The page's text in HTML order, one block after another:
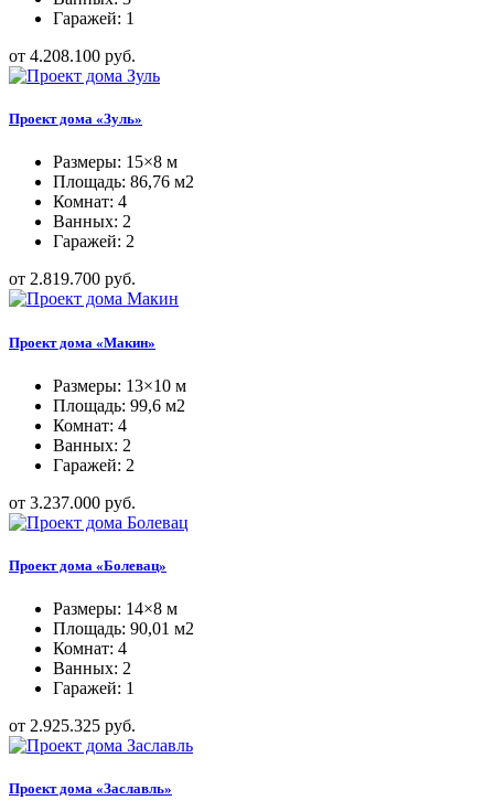
Гаражей: 1
от 4.208.100 руб.
Проект дома «Зуль»
Размеры: 15×8 м
Площадь: 86,76 м2
Комнат: 4
Ванных: 2
Гаражей: 2
от 2.819.700 руб.
Проект дома «Макин»
Размеры: 13×10 м
Площадь: 99,6 м2
Комнат: 4
Ванных: 2
Гаражей: 2
от 3.237.000 руб.
Проект дома «Болевац»
Размеры: 14×8 м
Площадь: 90,01 м2
Комнат: 4
Ванных: 2
Гаражей: 1
от 2.925.325 руб.
Проект дома «Заславль»